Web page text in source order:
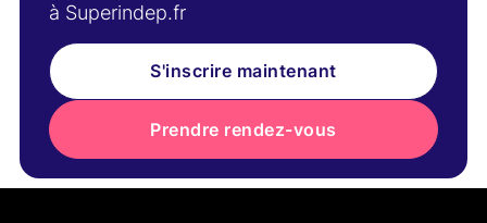
à Superindep.fr
S'inscrire maintenant
Prendre rendez-vous